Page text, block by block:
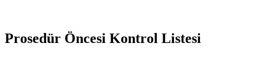
Prosedür Öncesi Kontrol Listesi